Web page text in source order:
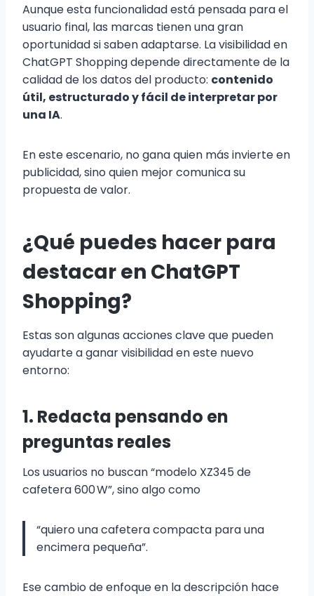
Aunque esta funcionalidad está pensada para el
usuario final, las marcas tienen una gran
oportunidad si saben adaptarse. La visibilidad en
ChatGPT Shopping depende directamente de la
calidad de los datos del producto: contenido
útil, estructurado y fácil de interpretar por
una IA.
En este escenario, no gana quien más invierte en
publicidad, sino quien mejor comunica su
propuesta de valor.
¿Qué puedes hacer para
destacar en ChatGPT
Shopping?
Estas son algunas acciones clave que pueden
ayudarte a ganar visibilidad en este nuevo
entorno:
1. Redacta pensando en
preguntas reales
Los usuarios no buscan “modelo XZ345 de
cafetera 600 W”, sino algo como
“quiero una cafetera compacta para una
encimera pequeña”.
Ese cambio de enfoque en la descripción hace